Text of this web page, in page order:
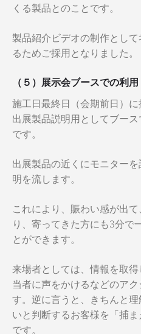
くる製品とのことです。
製品紹介ビデオの制作とし
るためご採用となりました。
（５）展示会ブースでの利用
施工日最終日（会期前日）
出展製品説明用としてブー
です。
出展製品の近くにモニター
明を流します。
これにより、賑わい感が出
り、寄ってきた方にも3分で
とができます。
来場者としては、情報を取
当者に声をかけるなどのア
す。逆に言うと、きちんと
いと判断するお客様を「捕
です。